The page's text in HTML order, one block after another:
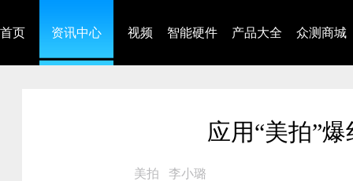
首页 资讯中心 视频 智能硬件 产品大全 众测商城
应用“美拍”
美拍 李小璐